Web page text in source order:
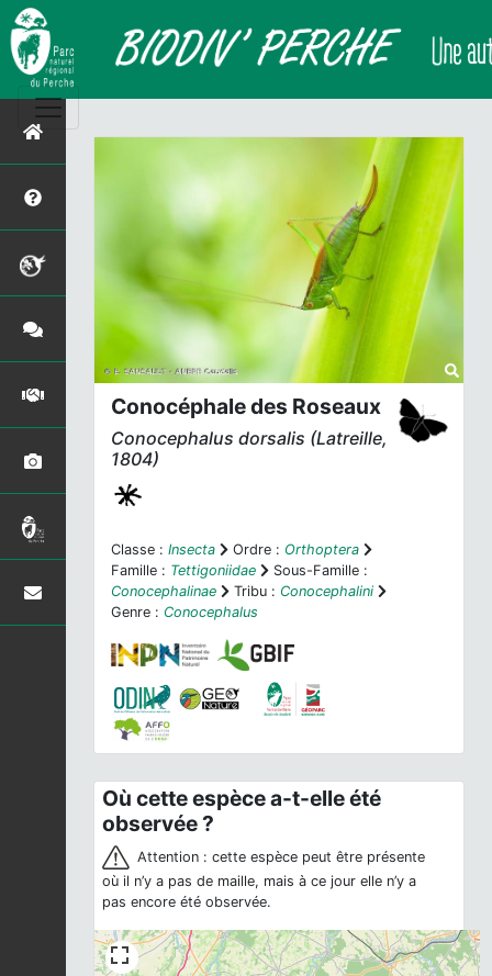
Conocéphale des Roseaux
Conocephalus dorsalis (Latreille,
1804)
Classe : Insecta Ordre : Orthoptera
Famille : Tettigoniidae
Sous-Famille :
Conocephalinae
Tribu : Conocephalini
Genre : Conocephalus
Où cette espèce a-t-elle été
observée ?
Attention : cette espèce peut être présente
où il n’y a pas de maille, mais à ce jour elle n’y a
pas encore été observée.